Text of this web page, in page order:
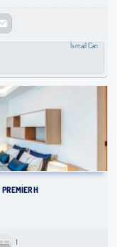
İsmail Can
PREMIER H
1